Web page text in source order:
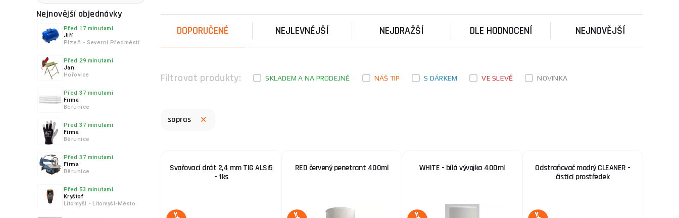
Foliecz
GCE
GEKO
GLITTER
GYS
Holzmann
Kühtreiber
MBInox
MICROJIG
Magg
Omicron
Nejnovější objednávky
Před 17 minutami
Jiří
Plzeň - Severní Předměstí
Před 29 minutami
Jan
Hořovice
Před 37 minutami
Firma
Běrunice
Před 37 minutami
Firma
Běrunice
Před 37 minutami
Firma
Běrunice
Před 53 minutami
Kryštof
Litomyšl - Litomyšl-Město
povrchových a průběžných prasklin v materiálkech (kov, ...
ks
WHITE - bílá vývojka 400ml
DOPORUČENÉ NEJLEVNĚJŠÍ NEJDRAŽŠÍ DLE HODNOCENÍ NEJNOVĚJŠÍ
Filtrovat produkty: SKLADEM A NA PRODEJNĚ NÁŠ TIP S DÁRKEM VE SLEVĚ NOVINKA
sopras
Svařovací drát 2,4 mm TIG ALSi5
- 1ks
RED červený penetrant 400ml WHITE - bílá vývojka 400ml
Odstraňovač modrý CLEANER -
čistící prostředek